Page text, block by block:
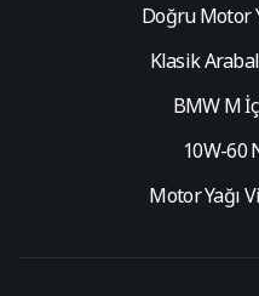
Doğru Motor
Klasik
BMW M
10W-60
Motor Yağı